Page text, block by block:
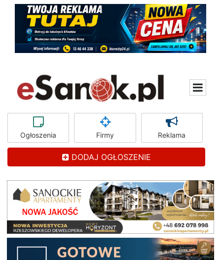
Ogłoszenia Firmy Reklama
DODAJ OGŁOSZENIE